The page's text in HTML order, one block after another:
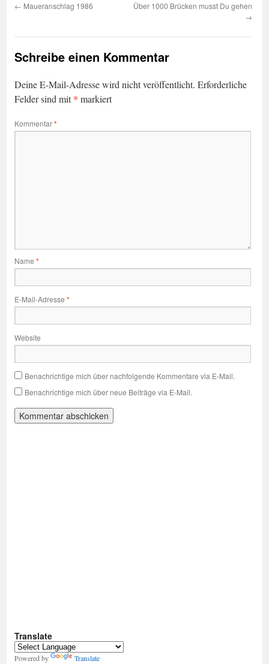
← Maueranschlag 1986
Über 1000 Brücken musst Du gehen
→
Schreibe einen Kommentar
Deine E-Mail-Adresse wird nicht veröffentlicht. Erforderliche
Felder sind mit* markiert
Kommentar*
Name *
E-Mail-Adresse *
Website
Benachrichtige mich über nachfolgende Kommentare via E-Mail.
Benachrichtige mich über neue Beiträge via E-Mail.
Translate
Powered by Translate